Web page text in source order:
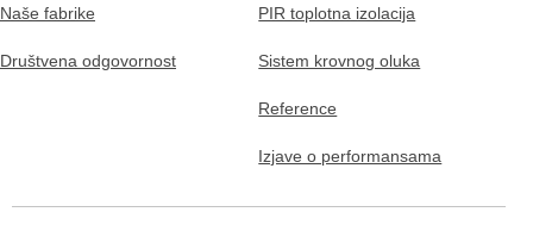
Naše fabrike
Društvena odgovornost
PIR toplotna izolacija
Sistem krovnog oluka
Reference
Izjave o performansama